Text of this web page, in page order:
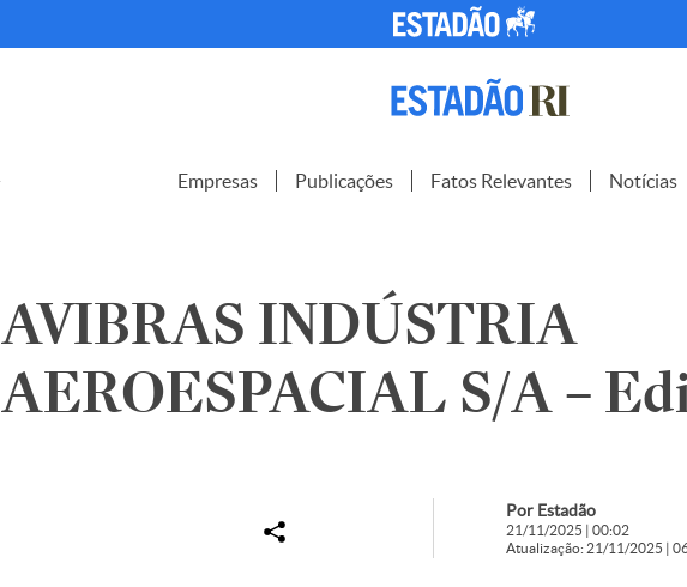
Empresas Publicações Fatos Relevantes Notícias
AVIBRAS INDÚSTRIA
AEROESPACIAL S/A –
Por Estadão
21/11/2025 | 00:02
Atualização: 21/11/2025 |